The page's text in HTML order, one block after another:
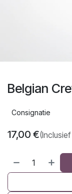
Belgian
Consignatie
17,00 €